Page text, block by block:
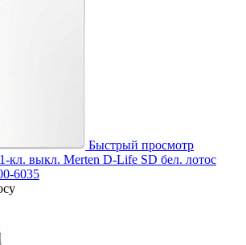
Быстрый просмотр
кл. выкл. Merten D-Life SD бел. лотос
6035